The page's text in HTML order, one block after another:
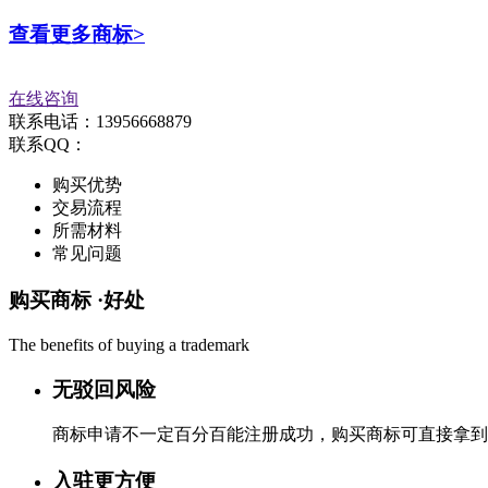
查看更多商标>
在线咨询
联系电话：13956668879
联系QQ：
购买优势
交易流程
所需材料
常见问题
购买商标 ·好处
The benefits of buying a trademark
无驳回风险
商标申请不一定百分百能注册成功，购买商标可直接拿
入驻更方便